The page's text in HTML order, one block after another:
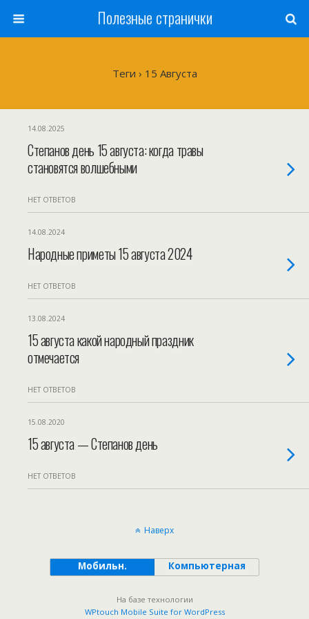
Полезные странички
Теги › 15 Августа
14.08.2025
Степанов день 15 августа: когда травы
становятся волшебными
НЕТ ОТВЕТОВ
14.08.2024
Народные приметы 15 августа 2024
НЕТ ОТВЕТОВ
13.08.2024
15 августа какой народный праздник
отмечается
НЕТ ОТВЕТОВ
15.08.2020
15 августа — Степанов день
НЕТ ОТВЕТОВ
Наверх
Мобильн. Компьютерная
На базе технологии
WPtouch Mobile Suite for WordPress